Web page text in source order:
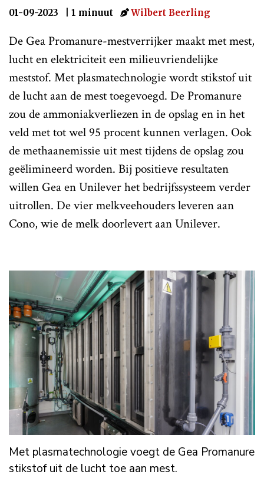
01-09-2023 | 1 minuut Wilbert Beerling
De Gea Promanure-mestverrijker maakt met mest,
lucht en elektriciteit een milieuvriendelijke
meststof. Met plasmatechnologie wordt stikstof uit
de lucht aan de mest toegevoegd. De Promanure
zou de ammoniakverliezen in de opslag en in het
veld met tot wel 95 procent kunnen verlagen. Ook
de methaanemissie uit mest tijdens de opslag zou
geëlimineerd worden. Bij positieve resultaten
willen Gea en Unilever het bedrijfssysteem verder
uitrollen. De vier melkveehouders leveren aan
Cono, wie de melk doorlevert aan Unilever.
Met plasmatechnologie voegt de Gea Promanure
stikstof uit de lucht toe aan mest.